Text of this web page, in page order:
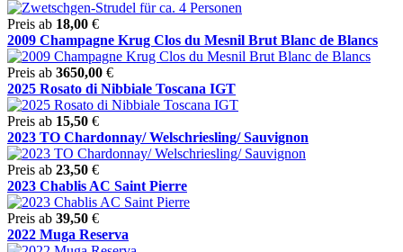
Preis ab 18,00 €
2009 Champagne Krug Clos du Mesnil Brut Blanc de Blancs
Preis ab 3650,00 €
2025 Rosato di Nibbiale Toscana IGT
Preis ab 15,50 €
2023 TO Chardonnay/ Welschriesling/ Sauvignon
Preis ab 23,50 €
2023 Chablis AC Saint Pierre
Preis ab 39,50 €
2022 Muga Reserva